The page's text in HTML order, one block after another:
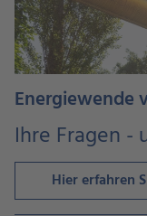
Energiewende
Ihre Fragen
Hier erfahren